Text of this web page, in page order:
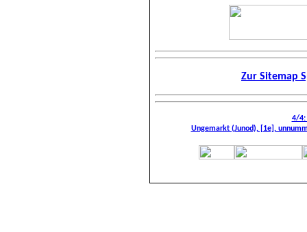
Zur Sitemap
4/4:
Ungemarkt (Junod), [1e],